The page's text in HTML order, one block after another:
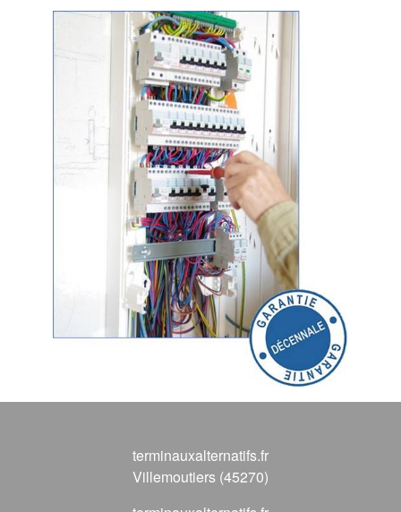
terminauxalternatifs.fr
Villemoutiers (45270)